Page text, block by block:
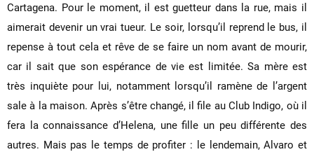
Cartagena. Pour le moment, il est guetteur dans la rue, mais il
aimerait devenir un vrai tueur. Le soir, lorsqu’il reprend le bus, il
repense à tout cela et rêve de se faire un nom avant de mourir,
car il sait que son espérance de vie est limitée. Sa mère est
très inquiète pour lui, notamment lorsqu’il ramène de l’argent
sale à la maison. Après s’être changé, il file au Club Indigo, où il
fera la connaissance d’Helena, une fille un peu différente des
autres. Mais pas le temps de profiter : le lendemain, Alvaro et